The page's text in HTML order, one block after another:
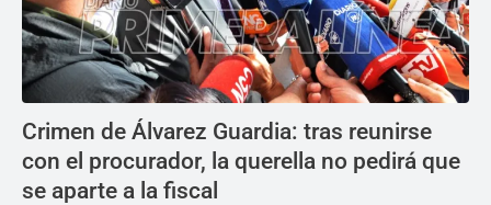
Crimen de Álvarez Guardia: tras reunirse
con el procurador, la querella no pedirá que
se aparte a la fiscal